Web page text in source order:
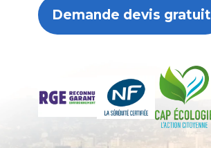
Demande devis gratuit